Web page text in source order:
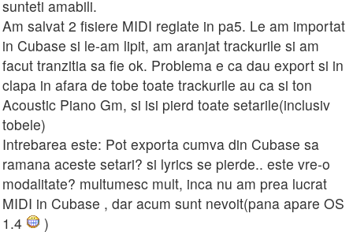
sunteti amabili.
Am salvat 2 fisiere MIDI reglate in pa5. Le am importat
in Cubase si le-am lipit, am aranjat trackurile si am
facut tranzitia sa fie ok. Problema e ca dau export si in
clapa in afara de tobe toate trackurile au ca si ton
Acoustic Piano Gm, si isi pierd toate setarile(inclusiv
tobele)
Intrebarea este: Pot exporta cumva din Cubase sa
ramana aceste setari? si lyrics se pierde.. este vre-o
modalitate? multumesc mult, inca nu am prea lucrat
MIDI in Cubase , dar acum sunt nevoit(pana apare OS
1.4
)